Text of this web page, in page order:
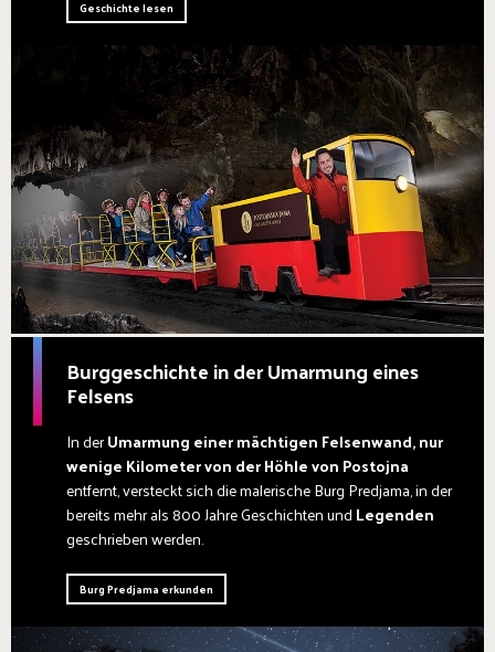
Geschichte lesen
Burggeschichte in der Umarmung eines
Felsens
In derUmarmung einer mächtigen Felsenwand, nur
wenige Kilometer von der Höhle von Postojna
entfernt, versteckt sich die malerische Burg Predjama, in der
bereits mehr als 800 Jahre Geschichten und Legenden
geschrieben werden.
Burg Predjama erkunden